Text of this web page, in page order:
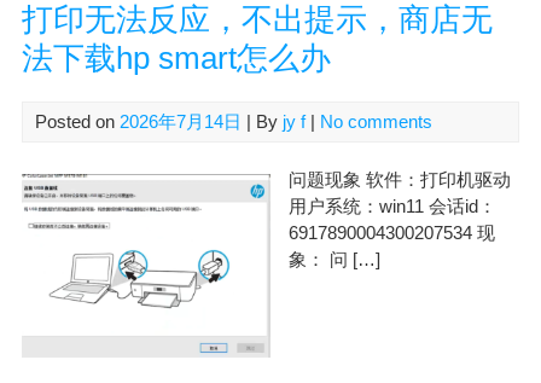
打印无法反应，不出提示，商店无
法下载hp smart怎么办
Posted on 2026年7月14日 | By jy f| No comments
问题现象 软件：打印机驱动
用户系统：win11 会话id：
6917890004300207534 现
象： 问 […]